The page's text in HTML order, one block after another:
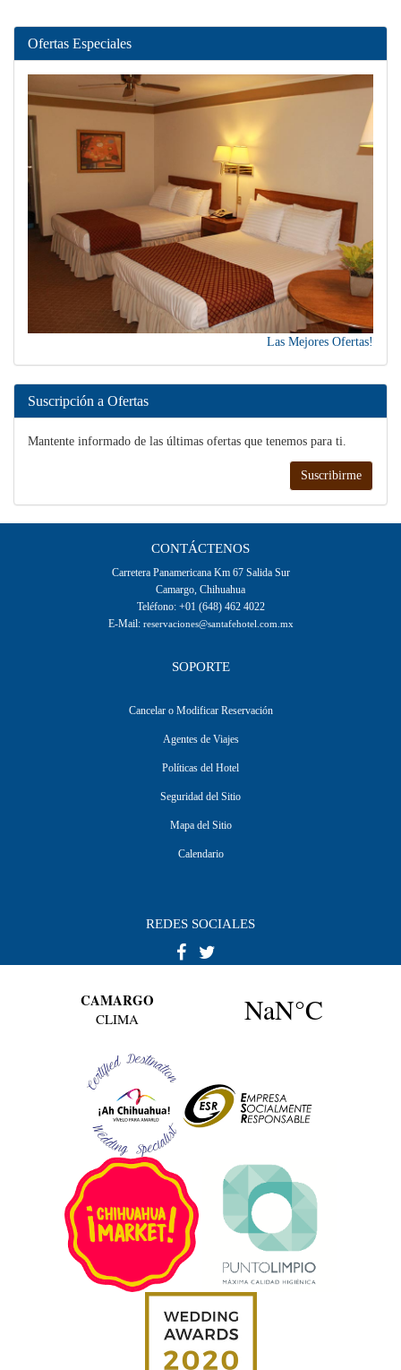
Ofertas Especiales
Las Mejores Ofertas!
Suscripción a Ofertas
Mantente informado de las últimas ofertas que tenemos para ti.
Suscribirme
CONTÁCTENOS
Carretera Panamericana Km 67 Salida Sur
Camargo, Chihuahua
Teléfono: +01 (648) 462 4022
E-Mail: reservaciones@santafehotel.com.mx
SOPORTE
Cancelar o Modificar Reservación
Agentes de Viajes
Políticas del Hotel
Seguridad del Sitio
Mapa del Sitio
Calendario
REDES SOCIALES